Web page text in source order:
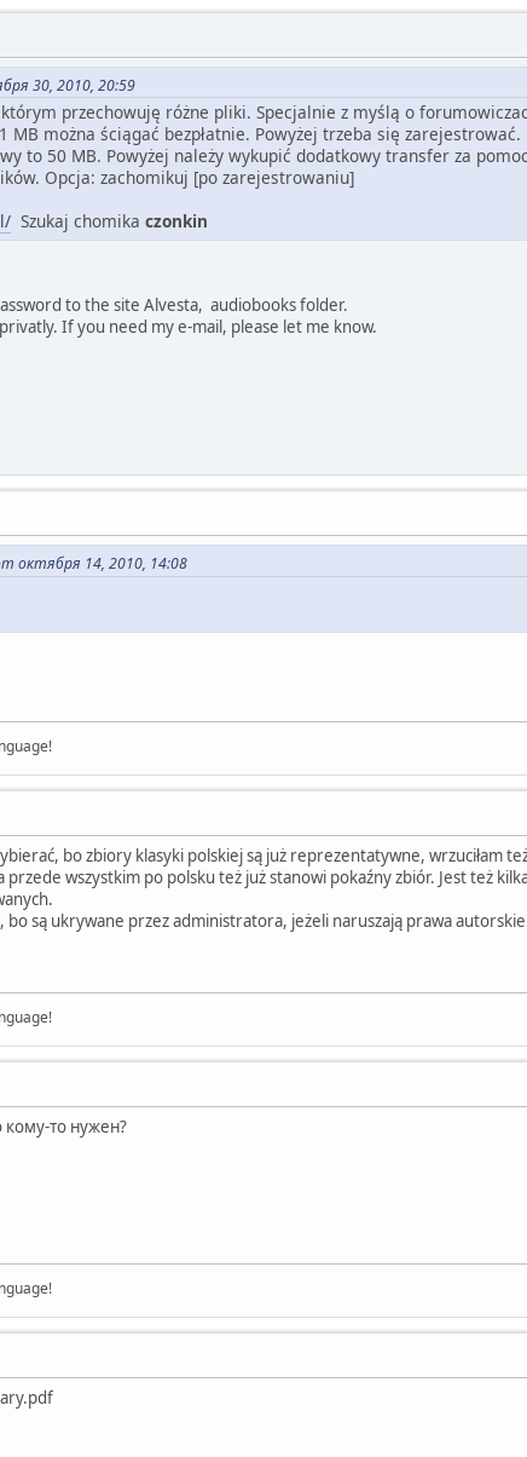
30, 2010, 20:59
przechowuję różne pliki. Specjalnie z myślą o
MB można ściągać bezpłatnie. Powyżej trzeba się zarejestrować.
to 50 MB. Powyżej należy wykupić dodatkowy transfer za
Opcja: zachomikuj [po zarejestrowaniu]
Szukaj chomika czonkin
to the site Alvesta, audiobooks folder.
If you need my e-mail, please let me know.
октября 14, 2010, 14:08
bo zbiory klasyki polskiej są już reprezentatywne, wrzuciłam
przede wszystkim po polsku też już stanowi pokaźny zbiór. Jest też
są ukrywane przez administratora, jeżeli naruszają prawa
то нужен?